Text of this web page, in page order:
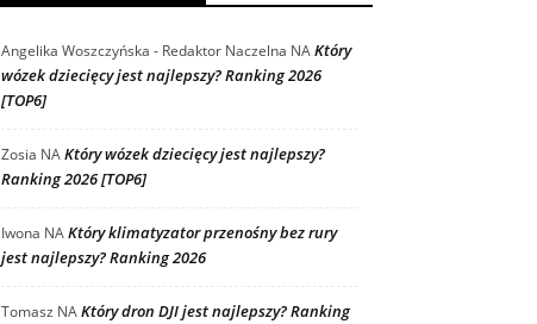
Angelika Woszczyńska - Redaktor Naczelna NAKtóry
wózek dziecięcy jest najlepszy? Ranking 2026
[TOP6]
Zosia NAKtóry wózek dziecięcy jest najlepszy?
Ranking 2026 [TOP6]
Iwona NAKtóry klimatyzator przenośny bez rury
jest najlepszy? Ranking 2026
Tomasz NAKtóry dron DJI jest najlepszy? Ranking